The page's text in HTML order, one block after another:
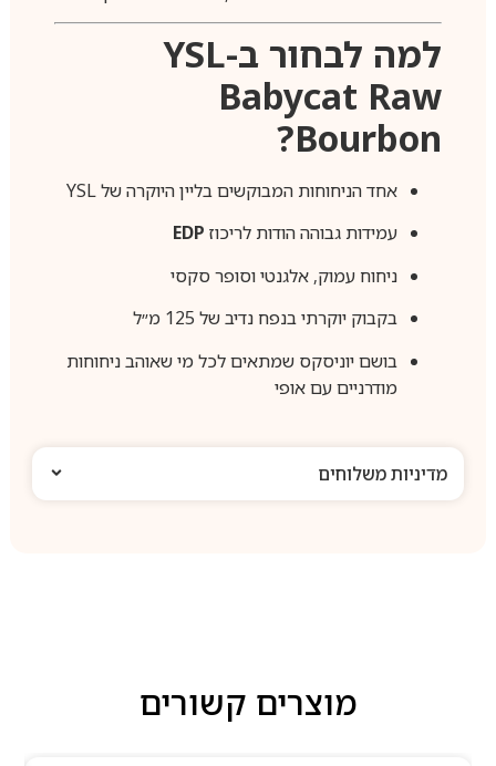
למה לבחור ב-YSL
Babycat Raw
Bourbon?
אחד הניחוחות המבוקשים בליין היוקרה של YSL
עמידות גבוהה הודות לריכוז EDP
ניחוח עמוק, אלגנטי וסופר סקסי
בקבוק יוקרתי בנפח נדיב של 125 מ״ל
בושם יוניסקס שמתאים לכל מי שאוהב ניחוחות
מודרניים עם אופי
מדיניות משלוחים
מוצרים קשורים